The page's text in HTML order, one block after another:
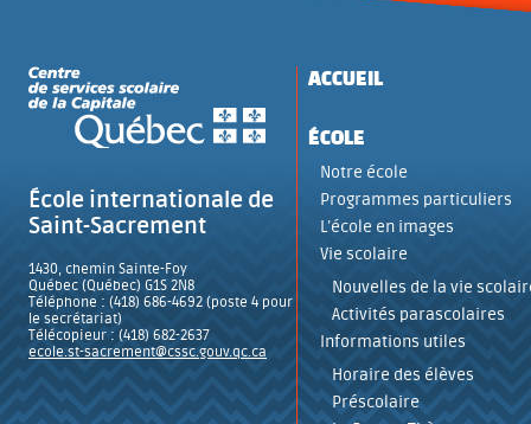
École internationale de
Saint-Sacrement
1430, chemin Sainte-Foy
Québec (Québec) G1S 2N8
Téléphone : (418) 686-4692 (poste 4 pour
le secrétariat)
Télécopieur : (418) 682-2637
ecole.st-sacrement@cssc.gouv.qc.ca
ACCUEIL
ÉCOLE
Notre école
Programmes particuliers
L’école en images
Vie scolaire
Nouvelles de la vie
Activités parascolaires
Informations utiles
Horaire des élèves
Préscolaire